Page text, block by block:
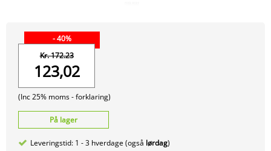
- 40%
Kr. 172.23
123,02
(Inc 25% moms -forklaring)
På lager
Leveringstid: 1 - 3 hverdage (også lørdag)